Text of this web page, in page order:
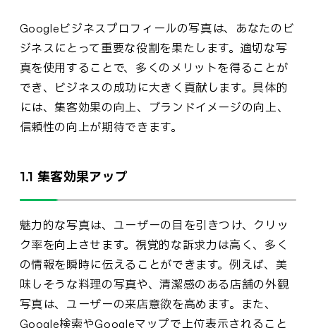
Googleビジネスプロフィールの写真は、あなたのビ
ジネスにとって重要な役割を果たします。適切な写
真を使用することで、多くのメリットを得ることが
でき、ビジネスの成功に大きく貢献します。具体的
には、集客効果の向上、ブランドイメージの向上、
信頼性の向上が期待できます。
1.1 集客効果アップ
魅力的な写真は、ユーザーの目を引きつけ、クリッ
ク率を向上させます。視覚的な訴求力は高く、多く
の情報を瞬時に伝えることができます。例えば、美
味しそうな料理の写真や、清潔感のある店舗の外観
写真は、ユーザーの来店意欲を高めます。また、
Google検索やGoogleマップで上位表示されること